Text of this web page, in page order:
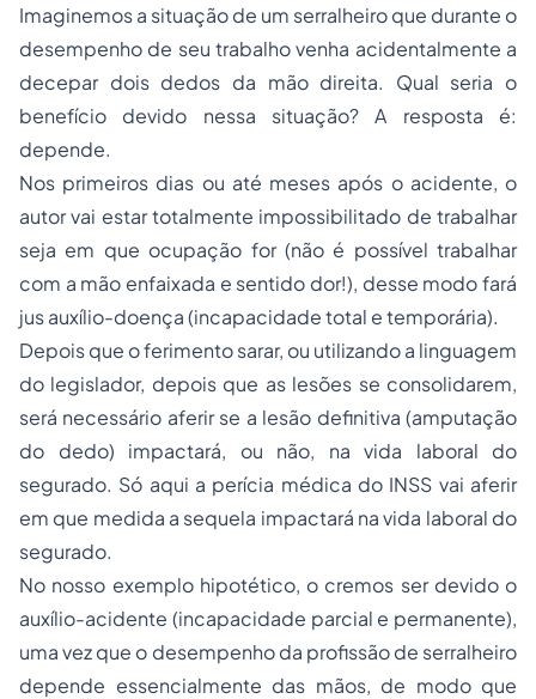
Imaginemos a situação de um serralheiro que durante o
desempenho de seu trabalho venha acidentalmente a
decepar dois dedos da mão direita. Qual seria o
benefício devido nessa situação? A resposta é:
depende.
Nos primeiros dias ou até meses após o acidente, o
autor vai estar totalmente impossibilitado de trabalhar
seja em que ocupação for (não é possível trabalhar
com a mão enfaixada e sentido dor!), desse modo fará
jus auxílio-doença (incapacidade total e temporária).
Depois que o ferimento sarar, ou utilizando a linguagem
do legislador, depois que as lesões se consolidarem,
será necessário aferir se a lesão definitiva (amputação
do dedo) impactará, ou não, na vida laboral do
segurado. Só aqui a perícia médica do INSS vai aferir
em que medida a sequela impactará na vida laboral do
segurado.
No nosso exemplo hipotético, o cremos ser devido o
auxílio-acidente (incapacidade parcial e permanente),
uma vez que o desempenho da profissão de serralheiro
depende essencialmente das mãos, de modo que